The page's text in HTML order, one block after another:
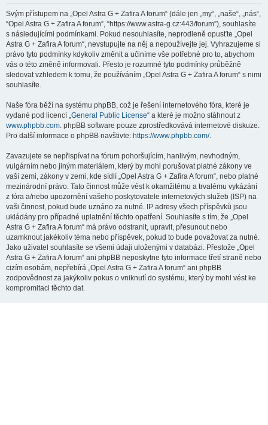
Svým přístupem na „Opel Astra G + Zafira A forum“ (dále jen „my“, „naše“, „nás“,
“Opel Astra G + Zafira A forum”, “https://www.astra-g.cz:443/forum”), souhlasíte
s následujícími podmínkami. Pokud nesouhlasíte, neprodleně opusťte „Opel
Astra G + Zafira A forum“, nevstupujte na něj a nepoužívejte jej. Vyhrazujeme si
právo tyto podmínky kdykoliv změnit a učiníme vše potřebné pro to, abychom
vás o této změně informovali. Přesto je rozumné tyto podmínky průběžně
sledovat vzhledem k tomu, že používáním „Opel Astra G + Zafira A forum“ s nimi
souhlasíte.
Naše fóra běží na systému phpBB, což je řešení internetového fóra, které je
vydané pod licencí „General Public License“ a které je možno stáhnout z
www.phpbb.com. phpBB software pouze zprostředkovává internetové diskuze.
Pro další informace o phpBB navštivte: https://www.phpbb.com/.
Zavazujete se nepřispívat na fórum pohoršujícím, hanlivým, nevhodným,
vulgárním nebo jiným materiálem, který by mohl porušovat platné zákony ve
vaší zemi, zákony v zemi, kde sídlí „Opel Astra G + Zafira A forum“, nebo platné
mezinárodní právo. Tato činnost může vést k okamžitému a trvalému vykázání
z fóra a/nebo upozornění vašeho poskytovatele internetových služeb (ISP) na
vaši činnost, pokud bude uznáno za nutné. IP adresy všech příspěvků jsou
ukládány pro případné uplatnění těchto opatření. Souhlasíte s tím, že „Opel
Astra G + Zafira A forum“ má právo odstranit, upravit, přesunout nebo
uzamknout jakékoliv téma nebo příspěvek, pokud to bude považovat za nutné.
Jako uživatel souhlasíte se všemi údaji uloženými v databázi. Přestože „Opel
Astra G + Zafira A forum“ ani phpBB neposkytne tyto informace třetí straně nebo
cizím osobám, nepřebírá „Opel Astra G + Zafira A forum“ ani phpBB
zodpovědnost za jakýkoliv pokus o vniknutí do systému, který by mohl vést ke
kompromitaci těchto dat.